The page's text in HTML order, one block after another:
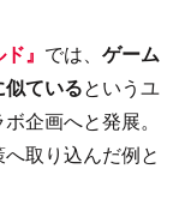
』 では、 ゲーム
ているというユ
企画へと発展。
取り込んだ例と